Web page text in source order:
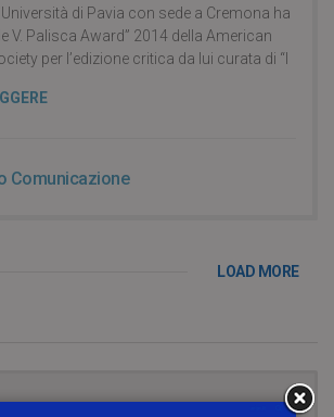
di Pavia con sede a Cremona ha
V. Palisca Award” 2014 della American
per l’edizione critica da lui curata di “I
Comunicazione
LOAD MORE